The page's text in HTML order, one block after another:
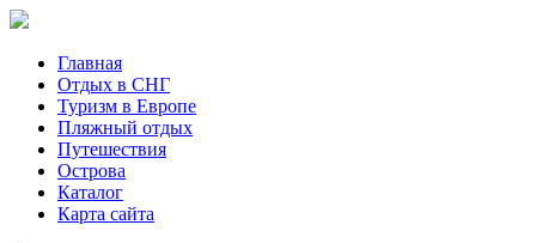
Главная
Отдых в СНГ
Туризм в Европе
Пляжный отдых
Путешествия
Острова
Каталог
Карта сайта